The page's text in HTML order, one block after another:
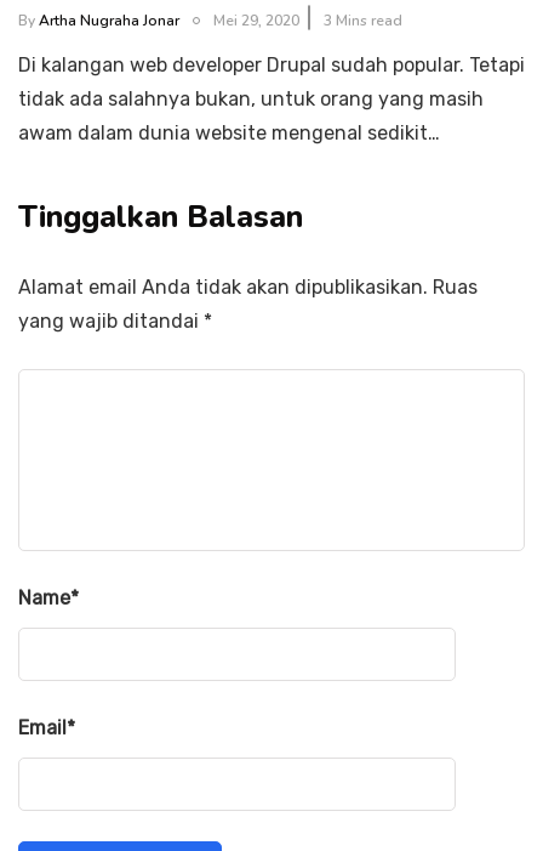
ByArtha Nugraha Jonar Mei 29, 2020 3 Mins read
Di kalangan web developer Drupal sudah popular. Tetapi
tidak ada salahnya bukan, untuk orang yang masih
awam dalam dunia website mengenal sedikit…
Tinggalkan Balasan
Alamat email Anda tidak akan dipublikasikan. Ruas
yang wajib ditandai *
Name*
Email*